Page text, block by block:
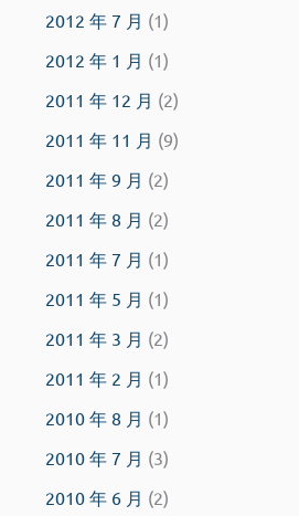
2012 年 7 月 (1)
2012 年 1 月 (1)
2011 年 12 月 (2)
2011 年 11 月 (9)
2011 年 9 月 (2)
2011 年 8 月 (2)
2011 年 7 月 (1)
2011 年 5 月 (1)
2011 年 3 月 (2)
2011 年 2 月 (1)
2010 年 8 月 (1)
2010 年 7 月 (3)
2010 年 6 月 (2)